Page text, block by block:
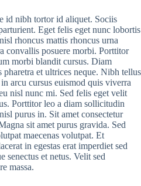
id nibh tortor id aliquet. Sociis
Eget felis eget nunc lobortis
rhoncus mattis rhoncus urna
convallis posuere morbi. Porttitor
morbi blandit cursus. Diam
pharetra et ultrices neque. Nibh tellus
arcu cursus euismod quis viverra
nisl nunc mi. Sed felis eget velit
Porttitor leo a diam sollicitudin
purus in. Sit amet consectetur
sit amet purus gravida. Sed
maecenas volutpat. Et
in egestas erat imperdiet sed
senectus et netus. Velit sed
massa.